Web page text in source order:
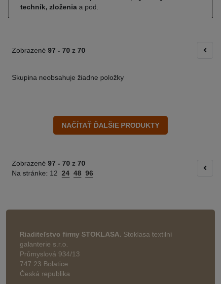
techník, zloženia a pod.
Zobrazené 97 - 70 z 70
Skupina neobsahuje žiadne položky
Zobrazené 97 - 70 z 70
Na stránke: 12 24 48 96
Riaditeľstvo firmy STOKLASA. Stoklasa textilní
galanterie s.r.o.
Průmyslová 934/13
747 23 Bolatice
Česká republika